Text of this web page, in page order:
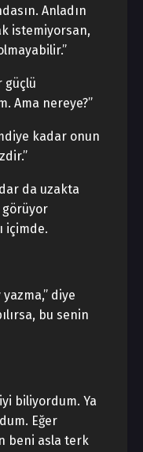
Anladın
istemiyorsan,
güçlü
Ama nereye?”
kadar onun
da uzakta
görüyor
içimde.
diye
bu senin
biliyordum. Ya
Eğer
beni asla terk